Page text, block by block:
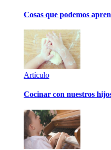
Cosas que podemos
Artículo
Cocinar con nuestros